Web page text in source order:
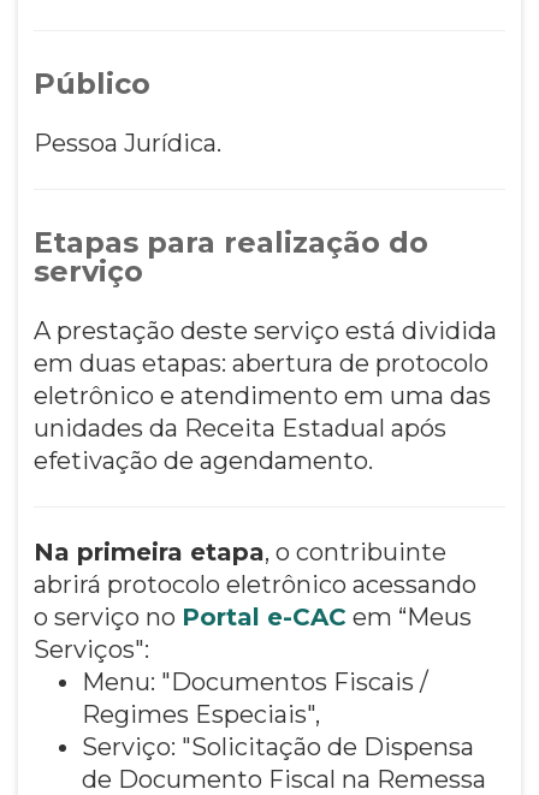
Público
Pessoa Jurídica.
Etapas para realização do
serviço
A prestação deste serviço está dividida
em duas etapas: abertura de protocolo
eletrônico e atendimento em uma das
unidades da Receita Estadual após
efetivação de agendamento.
Na primeira etapa, o contribuinte
abrirá protocolo eletrônico acessando
o serviço no Portal e-CAC em “Meus
Serviços":
Menu: "Documentos Fiscais /
Regimes Especiais",
Serviço: "Solicitação de Dispensa
de Documento Fiscal na Remessa